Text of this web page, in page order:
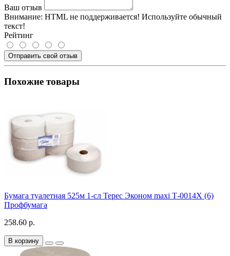
Ваш отзыв
Внимание: HTML не поддерживается! Используйте обычный
текст!
Рейтинг
Отправить свой отзыв
Похожие товары
Бумага туалетная 525м 1-сл Терес Эконом maxi Т-0014Х (6)
Профбумага
258.60 р.
В корзину